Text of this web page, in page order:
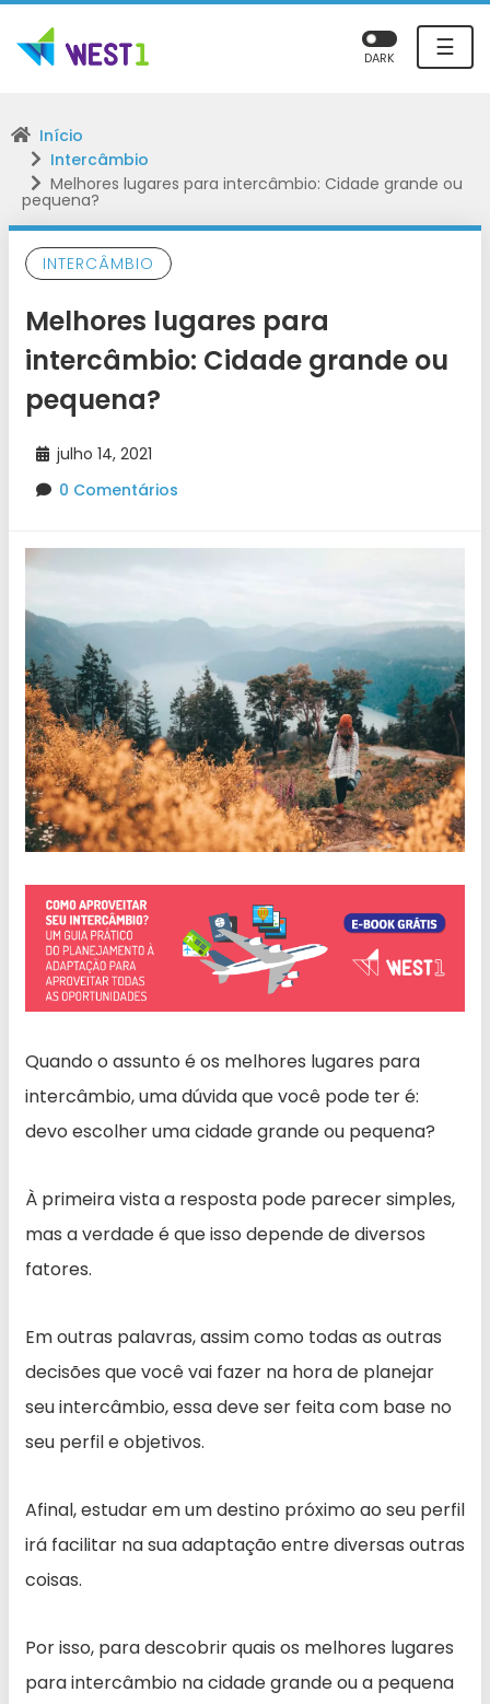
☰
DARK
Início
Intercâmbio
Melhores lugares para intercâmbio: Cidade grande ou
pequena?
INTERCÂMBIO
Melhores lugares para
intercâmbio: Cidade grande ou
pequena?
julho 14, 2021
0 Comentários
Quando o assunto é os melhores lugares para
intercâmbio, uma dúvida que você pode ter é:
devo escolher uma cidade grande ou pequena?
À primeira vista a resposta pode parecer simples,
mas a verdade é que isso depende de diversos
fatores.
Em outras palavras, assim como todas as outras
decisões que você vai fazer na hora de planejar
seu intercâmbio, essa deve ser feita com base no
seu perfil e objetivos.
Afinal, estudar em um destino próximo ao seu perfil
irá facilitar na sua adaptação entre diversas outras
coisas.
Por isso, para descobrir quais os melhores lugares
para intercâmbio na cidade grande ou a pequena